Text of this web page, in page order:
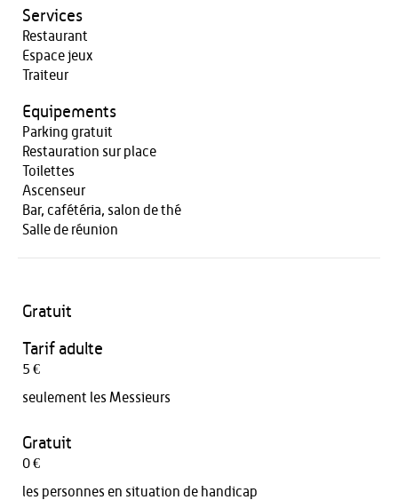
Services
Restaurant
Espace jeux
Traiteur
Equipements
Parking gratuit
Restauration sur place
Toilettes
Ascenseur
Bar, cafétéria, salon de thé
Salle de réunion
Gratuit
Tarif adulte
5 €
seulement les Messieurs
Gratuit
0 €
les personnes en situation de handicap